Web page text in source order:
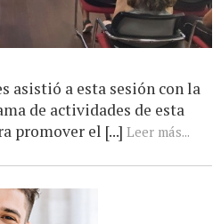
asistió a esta sesión con la
de actividades de esta
promover el [...] Leer más...